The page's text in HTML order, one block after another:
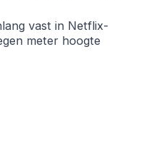
vast in Netflix-
meter hoogte